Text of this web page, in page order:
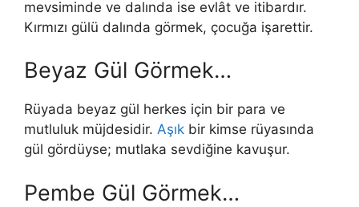
mevsiminde ve dalında ise evlât ve itibardır.
Kırmızı gülü dalında görmek, çocuğa işarettir.
Beyaz Gül Görmek…
Rüyada beyaz gül herkes için bir para ve
mutluluk müjdesidir. Aşık bir kimse rüyasında
gül gördüyse; mutlaka sevdiğine kavuşur.
Pembe Gül Görmek…